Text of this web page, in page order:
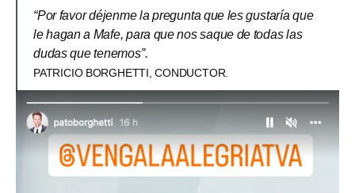
“Por favor déjenme la pregunta que les gustaría que
le hagan a Mafe, para que nos saque de todas las
dudas que tenemos”.
PATRICIO BORGHETTI, CONDUCTOR.